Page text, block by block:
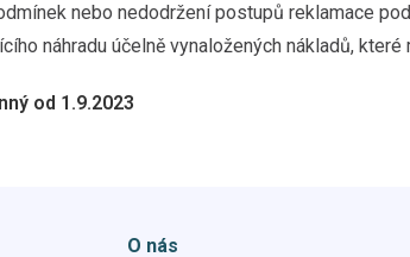
nebo nedodržení postupů reklamace
náhradu účelně vynaložených nákladů,
od 1.9.2023
O nás